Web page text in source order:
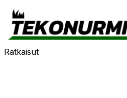
Ratkaisut